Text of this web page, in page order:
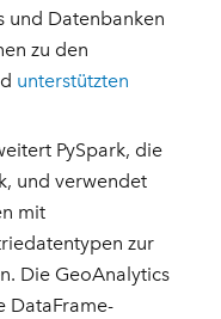
und Datenbanken
zu den
unterstützten
PySpark, die
und verwendet
mit
zur
Die GeoAnalytics
DataFrame-